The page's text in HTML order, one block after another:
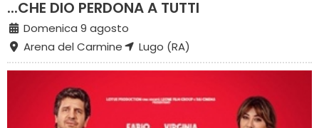
...CHE DIO PERDONA A TUTTI
Domenica 9 agosto
Arena del Carmine
Lugo (RA)